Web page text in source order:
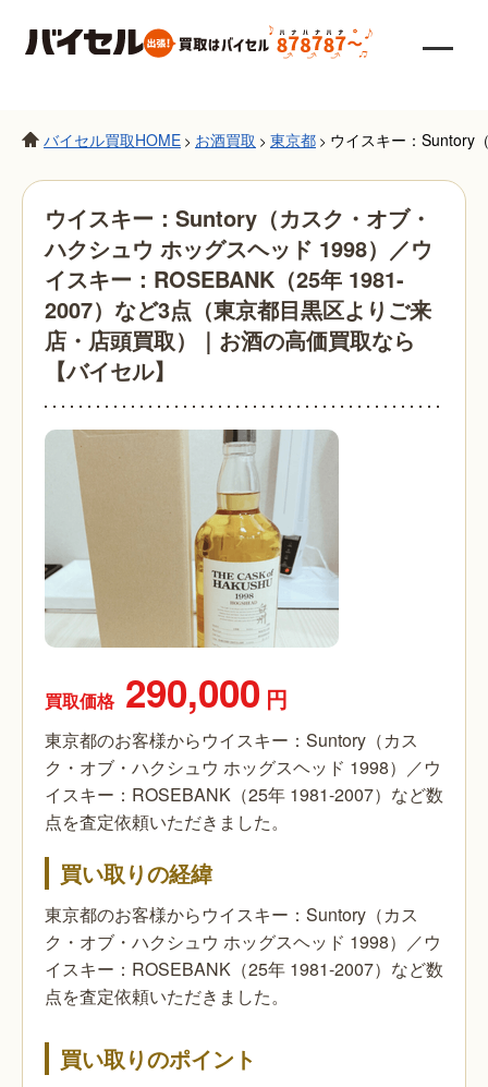
バイセル買取HOME > お酒買取 > 東京都 > ウイスキー：Suntory
ウイスキー：Suntory（カスク・オブ・
ハクシュウ ホッグスヘッド 1998）／ウ
イスキー：ROSEBANK（25年 1981-
2007）など3点（東京都目黒区よりご来
店・店頭買取）｜お酒の高価買取なら
【バイセル】
買取価格 290,000 円
東京都のお客様からウイスキー：Suntory（カス
ク・オブ・ハクシュウ ホッグスヘッド 1998）／ウ
イスキー：ROSEBANK（25年 1981-2007）など数
点を査定依頼いただきました。
買い取りの経緯
東京都のお客様からウイスキー：Suntory（カス
ク・オブ・ハクシュウ ホッグスヘッド 1998）／ウ
イスキー：ROSEBANK（25年 1981-2007）など数
点を査定依頼いただきました。
買い取りのポイント